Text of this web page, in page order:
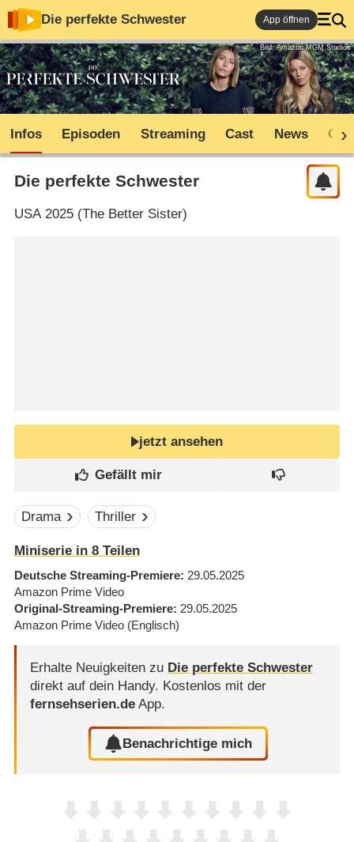
Die perfekte Schwester App öffnen
Bild: Amazon MGM Studios
Infos Episoden Streaming Cast News
Die perfekte Schwester
USA2025 (The Better Sister)
jetzt ansehen
Drama Thriller
Miniserie in 8 Teilen
Deutsche Streaming-Premiere 29.05.2025
Amazon Prime Video
Original-Streaming-Premiere 29.05.2025
Amazon Prime Video (Englisch)
Erhalte Neuigkeiten zu Die perfekte Schwester
direkt auf dein Handy. Kostenlos mit der
fernsehserien.deApp.
Benachrichtige mich